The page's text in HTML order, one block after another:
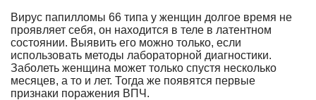
Вирус папилломы 66 типа у женщин долгое время не
проявляет себя, он находится в теле в латентном
состоянии. Выявить его можно только, если
использовать методы лабораторной диагностики.
Заболеть женщина может только спустя несколько
месяцев, а то и лет. Тогда же появятся первые
признаки поражения ВПЧ.